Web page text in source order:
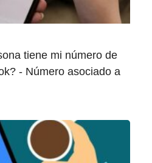
tiene mi número de
- Número asociado a